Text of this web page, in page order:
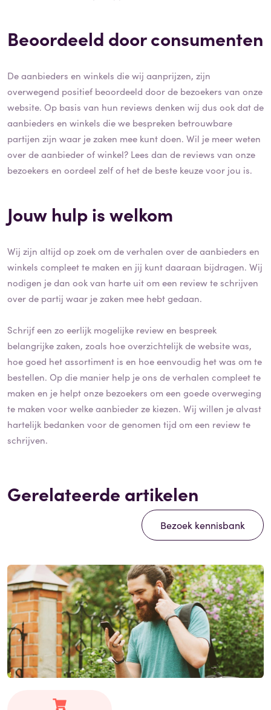
Beoordeeld door consumenten
De aanbieders en winkels die wij aanprijzen, zijn
overwegend positief beoordeeld door de bezoekers van onze
website. Op basis van hun reviews denken wij dus ook dat de
aanbieders en winkels die we bespreken betrouwbare
partijen zijn waar je zaken mee kunt doen. Wil je meer weten
over de aanbieder of winkel? Lees dan de reviews van onze
bezoekers en oordeel zelf of het de beste keuze voor jou is.
Jouw hulp is welkom
Wij zijn altijd op zoek om de verhalen over de aanbieders en
winkels compleet te maken en jij kunt daaraan bijdragen. Wij
nodigen je dan ook van harte uit om een review te schrijven
over de partij waar je zaken mee hebt gedaan.
Schrijf een zo eerlijk mogelijke review en bespreek
belangrijke zaken, zoals hoe overzichtelijk de website was,
hoe goed het assortiment is en hoe eenvoudig het was om te
bestellen. Op die manier help je ons de verhalen compleet te
maken en je helpt onze bezoekers om een goede overweging
te maken voor welke aanbieder ze kiezen. Wij willen je alvast
hartelijk bedanken voor de genomen tijd om een review te
schrijven.
Gerelateerde artikelen
Bezoek kennisbank